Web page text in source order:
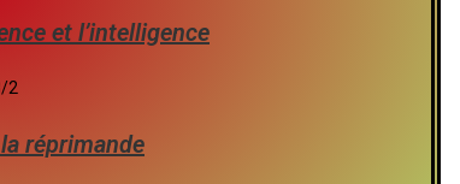
et l’intelligence
2
réprimande